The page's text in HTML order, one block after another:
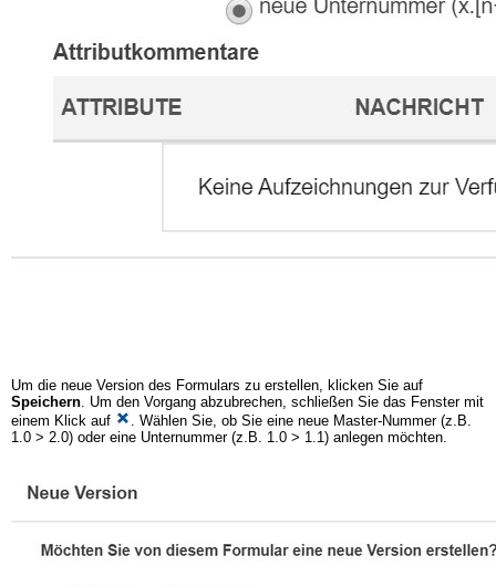
Um die neue Version des Formulars zu erstellen, klicken Sie auf
Speichern. Um den Vorgang abzubrechen, schließen Sie das Fenster mit
einem Klick auf
. Wählen Sie, ob Sie eine neue Master-Nummer (z.B.
1.0 > 2.0) oder eine Unternummer (z.B. 1.0 > 1.1) anlegen möchten.